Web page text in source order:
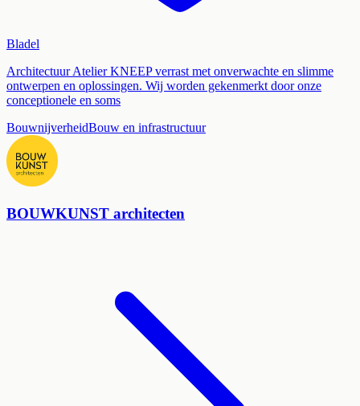
Bladel
Architectuur Atelier KNEEP verrast met onverwachte en slimme
ontwerpen en oplossingen. Wij worden gekenmerkt door onze
conceptionele en soms
BouwnijverheidBouw en infrastructuur
BOUWKUNST architecten